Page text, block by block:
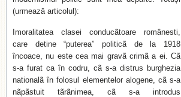
(urmează articolul):
Imoralitatea clasei conducãtoare românesti,
care detine “puterea” politicã de la 1918
încoace, nu este cea mai gravã crimã a ei. Cã
s-a furat ca în codru, cã s-a distrus burghezia
nationalã în folosul elementelor alogene, cã s-a
nãpãstuit tãrãnimea, cã s-a introdus